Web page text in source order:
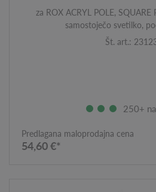
za ROX ACRYL POLE, SQUARE
samostoječo svetilko,
Št. art.:
250+
Predlagana maloprodajna cena
54,60 €*